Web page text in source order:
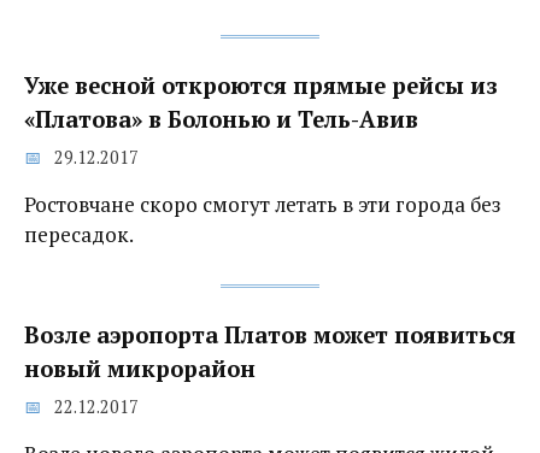
Уже весной откроются прямые рейсы из
«Платова» в Болонью и Тель-Авив
29.12.2017
Ростовчане скоро смогут летать в эти города без
пересадок.
Возле аэропорта Платов может появиться
новый микрорайон
22.12.2017